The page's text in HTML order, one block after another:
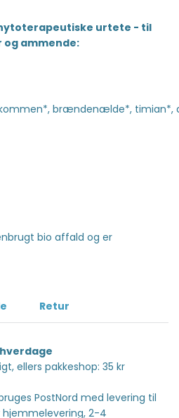
urtete - til
ammende:
brændenælde*, timian*,
bio affald og er
Retur
ellers pakkeshop: 35 kr
PostNord med levering til
hjemmelevering, 2-4